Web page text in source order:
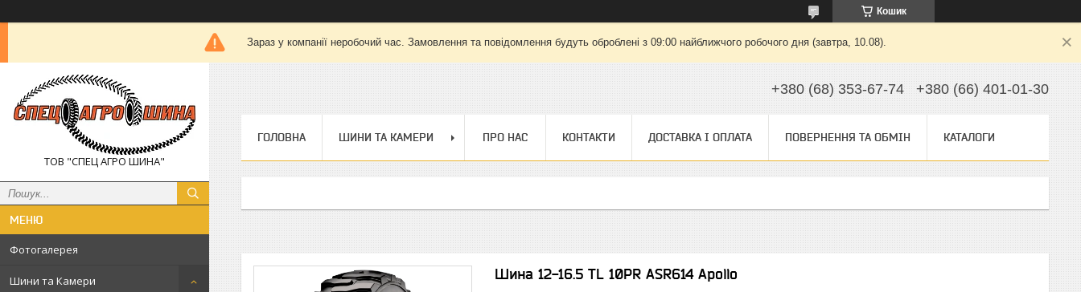
Кошик
Зараз у компанії неробочий час. Замовлення та повідомлення будуть оброблені з 09:00 найближчого робочого дня (завтра, 10.08).
ТОВ "СПЕЦ АГРО ШИНА"
Фотогалерея
Шини та Камери
+380 (68) 353-67-74 +380 (66) 401-01-30
ГОЛОВНА ШИНИ ТА КАМЕРИ ПРО НАС КОНТАКТИ ДОСТАВКА І ОПЛАТА ПОВЕРНЕННЯ ТА ОБМІН КАТАЛОГИ
Шина 12-16.5 TL 10PR ASR614 Apollo